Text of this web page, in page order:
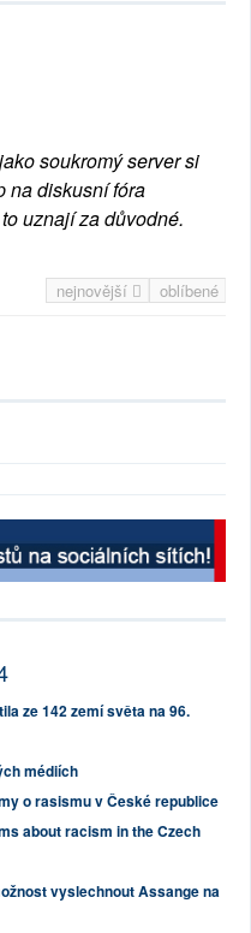
soukromý server si
na diskusní fóra
uznají za důvodné.
nejnovější oblíbené
ze 142 zemí světa na 96.
médiích
o rasismu v České republice
about racism in the Czech
vyslechnout Assange na